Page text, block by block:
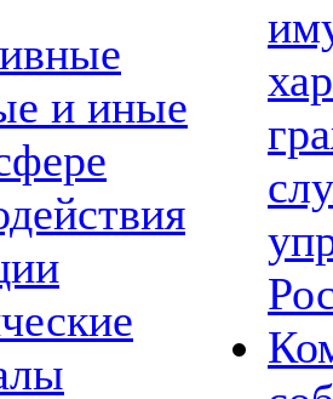
и иные